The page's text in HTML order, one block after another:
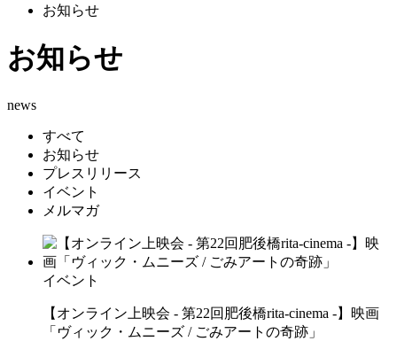
お知らせ
お知らせ
news
すべて
お知らせ
プレスリリース
イベント
メルマガ
イベント
【オンライン上映会 - 第22回肥後橋rita-cinema -】映画
「ヴィック・ムニーズ / ごみアートの奇跡」